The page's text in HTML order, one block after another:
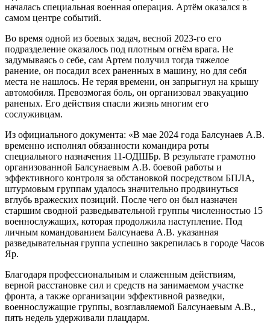
началась специальная военная операция. Артём оказался в
самом центре событий.
Во время одной из боевых задач, весной 2023-го его
подразделение оказалось под плотным огнём врага. Не
задумываясь о себе, сам Артем получил тогда тяжелое
ранение, он посадил всех раненных в машину, но для себя
места не нашлось. Не теряя времени, он запрыгнул на крышу
автомобиля. Превозмогая боль, он организовал эвакуацию
раненых. Его действия спасли жизнь многим его
сослуживцам.
Из официального документа: «В мае 2024 года Балсунаев А.В.
временно исполнял обязанности командира роты
специального назначения 11-ОДШБр. В результате грамотно
организованной Балсунаевым А.В. боевой работы и
эффективного контроля за обстановкой посредством БПЛА,
штурмовым группам удалось значительно продвинуться
вглубь вражеских позиций. После чего он был назначен
старшим сводной разведывательной группы численностью 15
военнослужащих, которая продолжила наступление. Под
личным командованием Балсунаева А.В. указанная
разведывательная группа успешно закрепилась в городе Часов
Яр.
Благодаря профессиональным и слаженным действиям,
верной расстановке сил и средств на занимаемом участке
фронта, а также организации эффективной разведки,
военнослужащие группы, возглавляемой Балсунаевым А.В.,
пять недель удерживали плацдарм.